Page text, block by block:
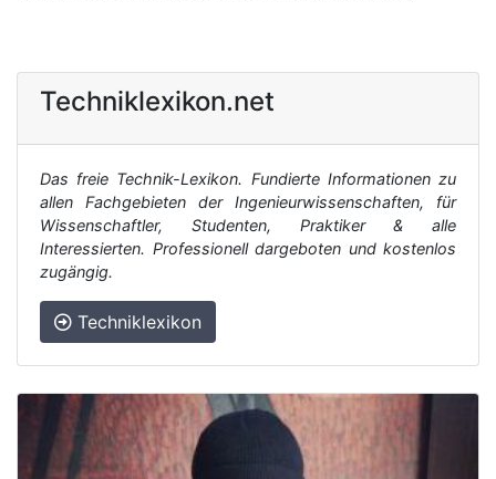
Techniklexikon.net
Das freie Technik-Lexikon. Fundierte Informationen zu
allen Fachgebieten der Ingenieurwissenschaften, für
Wissenschaftler, Studenten, Praktiker & alle
Interessierten. Professionell dargeboten und kostenlos
zugängig.
Techniklexikon